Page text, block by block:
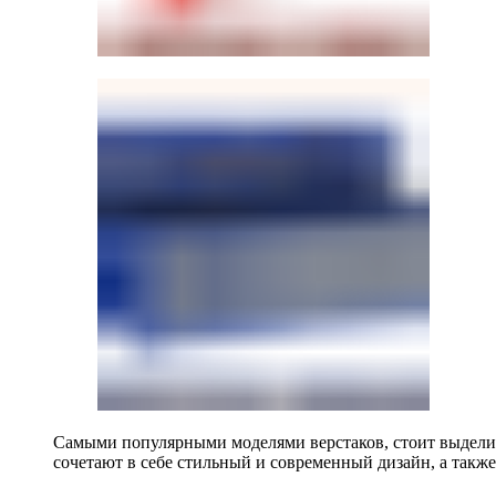
Самыми популярными моделями верстаков, стоит
сочетают в себе стильный и современный дизайн, а